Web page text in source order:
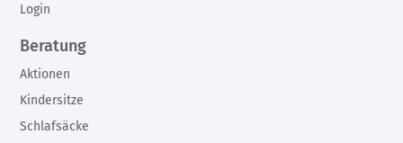
Beratung
Aktionen
Kindersitze
Schlafsäcke
Login